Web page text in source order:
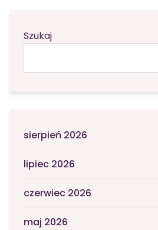
Szukaj
sierpień 2026
lipiec 2026
czerwiec 2026
maj 2026